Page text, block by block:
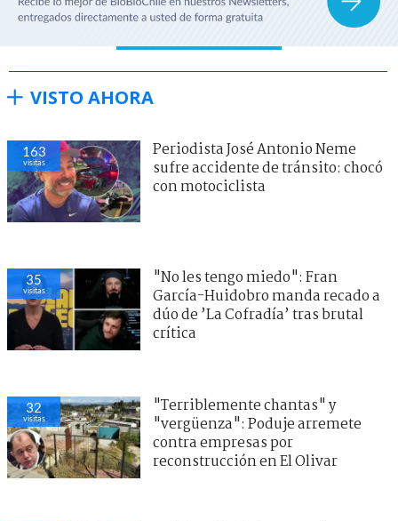
VISTO AHORA
163
visitas
Periodista José Antonio Neme
sufre accidente de tránsito: chocó
con motociclista
35
visitas
"No les tengo miedo": Fran
García-Huidobro manda recado a
dúo de ’La Cofradía’ tras brutal
crítica
32
visitas
"Terriblemente chantas" y
"vergüenza": Poduje arremete
contra empresas por
reconstrucción en El Olivar